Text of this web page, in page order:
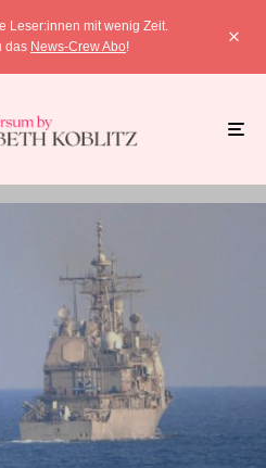
Leser:innen mit wenig Zeit.
das News-Crew Abo!